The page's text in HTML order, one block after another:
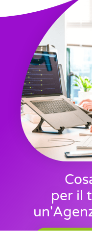
per il